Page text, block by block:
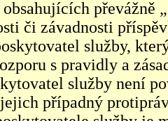
převážně
či závadnosti
služby,
s pravidly a
služby není
případný